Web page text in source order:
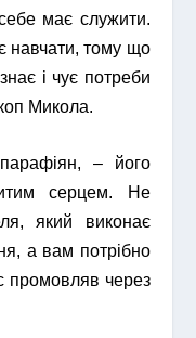
має служити.
навчати, тому що
і чує потреби
Микола.
– його
серцем. Не
який виконає
а вам потрібно
промовляв через